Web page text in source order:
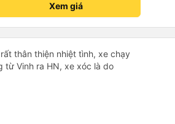
Xem giá
thân thiện nhiệt tình, xe chạy
từ Vinh ra HN, xe xóc là do